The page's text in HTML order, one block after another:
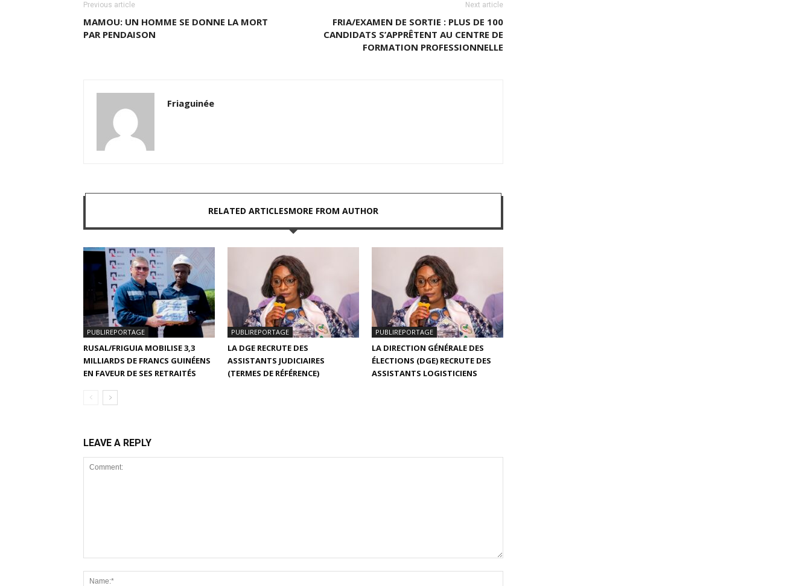
Previous article
MAMOU: UN HOMME SE DONNE LA MORT
PAR PENDAISON
Next article
FRIA/EXAMEN DE SORTIE : PLUS DE 100
CANDIDATS S’APPRÊTENT AU CENTRE DE
FORMATION PROFESSIONNELLE
Friaguinée
RELATED ARTICLESMORE FROM AUTHOR
PUBLIREPORTAGE
RUSAL/FRIGUIA MOBILISE 3,3
MILLIARDS DE FRANCS GUINÉENS
EN FAVEUR DE SES RETRAITÉS
PUBLIREPORTAGE
LA DGE RECRUTE DES
ASSISTANTS JUDICIAIRES
(TERMES DE RÉFÉRENCE)
PUBLIREPORTAGE
LA DIRECTION GÉNÉRALE DES
ÉLECTIONS (DGE) RECRUTE DES
ASSISTANTS LOGISTICIENS
LEAVE A REPLY